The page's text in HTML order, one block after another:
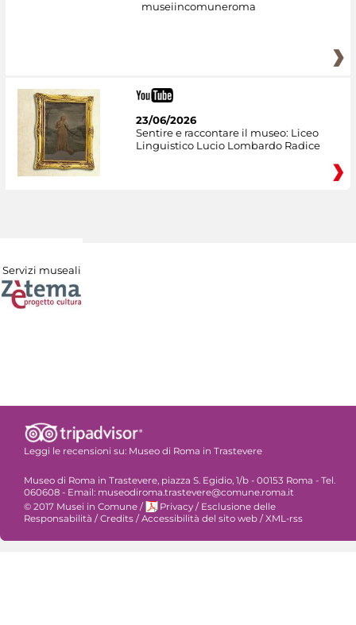
museiincomuneroma
23/06/2026
Sentire e raccontare il museo: Liceo
Linguistico Lucio Lombardo Radice
Servizi museali
Leggi le recensioni su: Museo di Roma in Trastevere
Museo di Roma in Trastevere, piazza S. Egidio, 1/b - 00153 Roma - Tel.
060608 - Email: museodiroma.trastevere@comune.roma.it
© 2017 Musei in Comune / Privacy / Esclusione delle
Responsabilità / Credits / Accessibilità del sito web / XML-rss